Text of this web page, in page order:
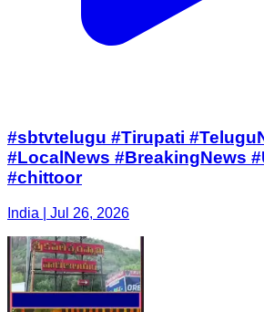
#sbtvtelugu #Tirupati
#LocalNews #BreakingNews
#chittoor
India | Jul 26, 2026